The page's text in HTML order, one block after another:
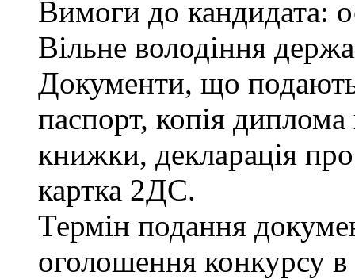
Вимоги до кандидата:
Вільне володіння
Документи, що
паспорт, копія диплома
книжки, декларація
картка 2ДС.
Термін подання
оголошення конкурсу в